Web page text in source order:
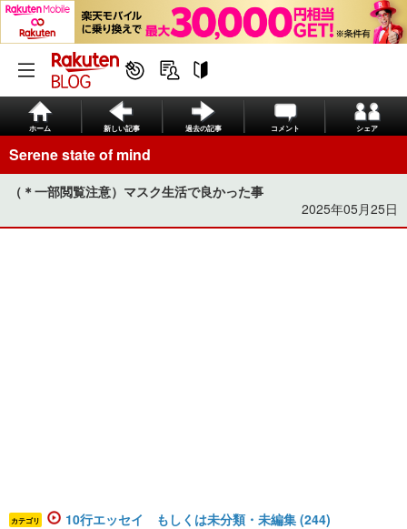
ホーム 新しい記事 過去の記事 コメント シェア
Serene state of mind
（＊一部閲覧注意）マスク生活で良かった事
2025年05月25日
カテゴリ 10行エッセイ もしくは未分類・未編集 (244)